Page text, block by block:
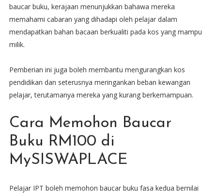
baucar buku, kerajaan menunjukkan bahawa mereka
memahami cabaran yang dihadapi oleh pelajar dalam
mendapatkan bahan bacaan berkualiti pada kos yang mampu
milik.
Pemberian ini juga boleh membantu mengurangkan kos
pendidikan dan seterusnya meringankan beban kewangan
pelajar, terutamanya mereka yang kurang berkemampuan.
Cara Memohon Baucar
Buku RM100 di
MySISWAPLACE
Pelajar IPT boleh memohon baucar buku fasa kedua bernilai